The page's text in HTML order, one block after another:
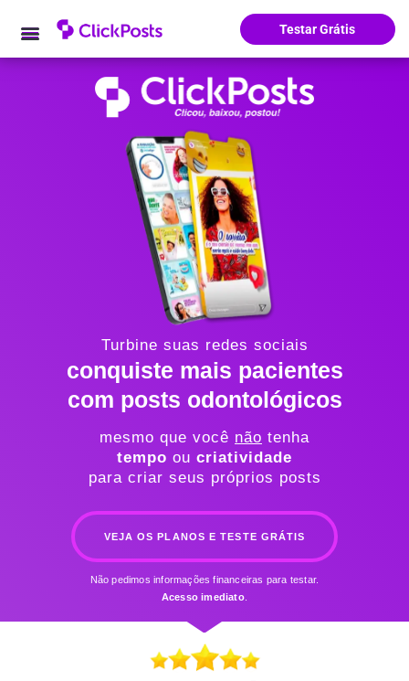
Testar Grátis
Turbine suas redes sociais
conquiste mais pacientes
com posts odontológicos
mesmo que você não tenha
tempo ou criatividade
para criar seus próprios posts
VEJA OS PLANOS E TESTE GRÁTIS
Não pedimos informações financeiras para testar.
Acesso imediato.